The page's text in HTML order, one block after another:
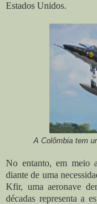
Estados Unidos.
A Colômbia tem
No entanto, em meio
diante de uma
Kfir, uma aeronave
décadas representa a